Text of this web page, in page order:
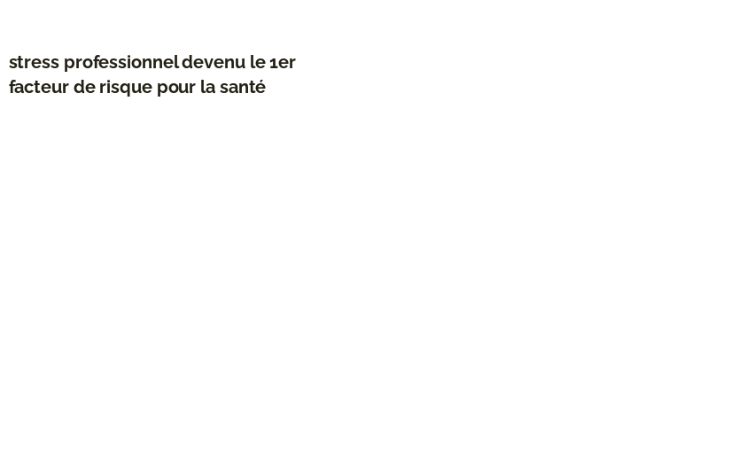
stress professionnel devenu le 1er
facteur de risque pour la santé